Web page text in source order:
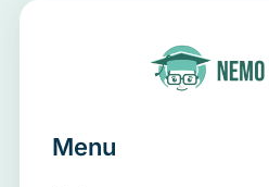
Menu